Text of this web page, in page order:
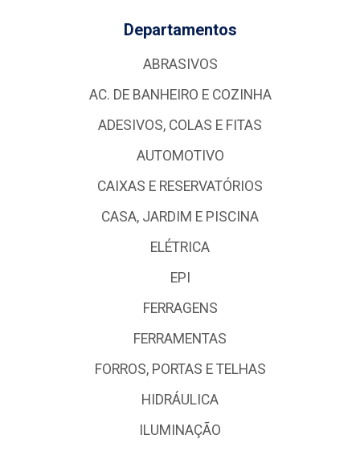
Departamentos
ABRASIVOS
AC. DE BANHEIRO E COZINHA
ADESIVOS, COLAS E FITAS
AUTOMOTIVO
CAIXAS E RESERVATÓRIOS
CASA, JARDIM E PISCINA
ELÉTRICA
EPI
FERRAGENS
FERRAMENTAS
FORROS, PORTAS E TELHAS
HIDRÁULICA
ILUMINAÇÃO